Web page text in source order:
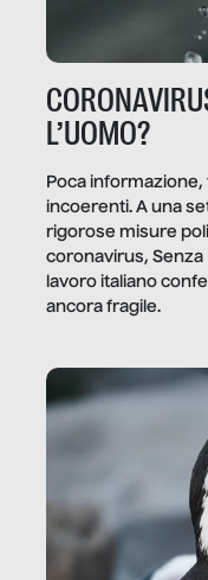
L’UOMO?
Poca
incoerenti. A una
rigorose misure
coronavirus, Senza
lavoro italiano
ancora fragile.